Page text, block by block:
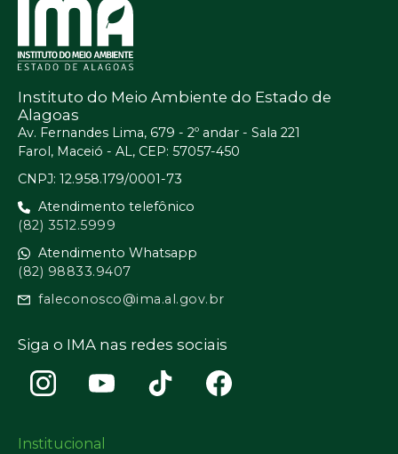
Instituto do Meio Ambiente do Estado de
Alagoas
Av. Fernandes Lima, 679 - 2º andar - Sala 221
Farol, Maceió - AL, CEP: 57057-450
CNPJ: 12.958.179/0001-73
Atendimento telefônico
(82) 3512.5999
Atendimento Whatsapp
(82) 98833.9407
faleconosco@ima.al.gov.br
Siga o IMA nas redes sociais
Institucional